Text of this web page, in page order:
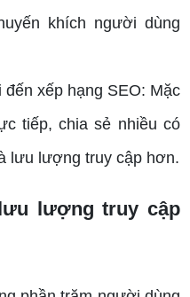
khích người dùng
xếp hạng SEO: Mặc
tiếp, chia sẻ nhiều có
lưu lượng truy cập hơn.
lượng truy cập